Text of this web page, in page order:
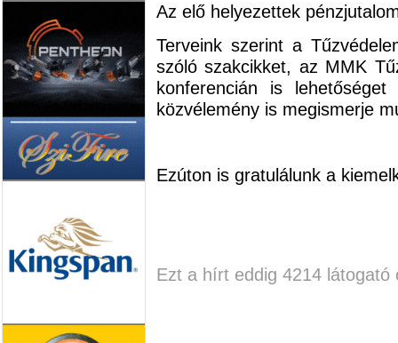
Az elő helyezettek
Terveink szerint a
szóló szakcikket, az MMK
konferencián is
közvélemény is megismerje
Ezúton is gratulálunk a
Ezt a hírt eddig 4214 látogató